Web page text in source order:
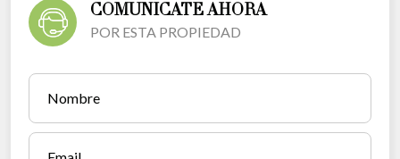
COMUNICATE AHORA
POR ESTA PROPIEDAD